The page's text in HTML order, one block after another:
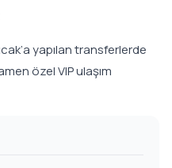
yapılan transferlerde
özel VIP ulaşım